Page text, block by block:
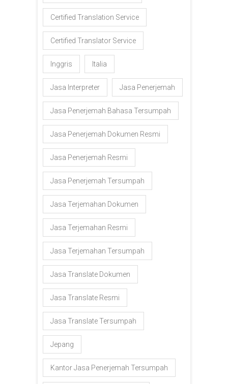
Certified Translation Service
Certified Translator Service
Inggris Italia
Jasa Interpreter Jasa Penerjemah
Jasa Penerjemah Bahasa Tersumpah
Jasa Penerjemah Dokumen Resmi
Jasa Penerjemah Resmi
Jasa Penerjemah Tersumpah
Jasa Terjemahan Dokumen
Jasa Terjemahan Resmi
Jasa Terjemahan Tersumpah
Jasa Translate Dokumen
Jasa Translate Resmi
Jasa Translate Tersumpah
Jepang
Kantor Jasa Penerjemah Tersumpah